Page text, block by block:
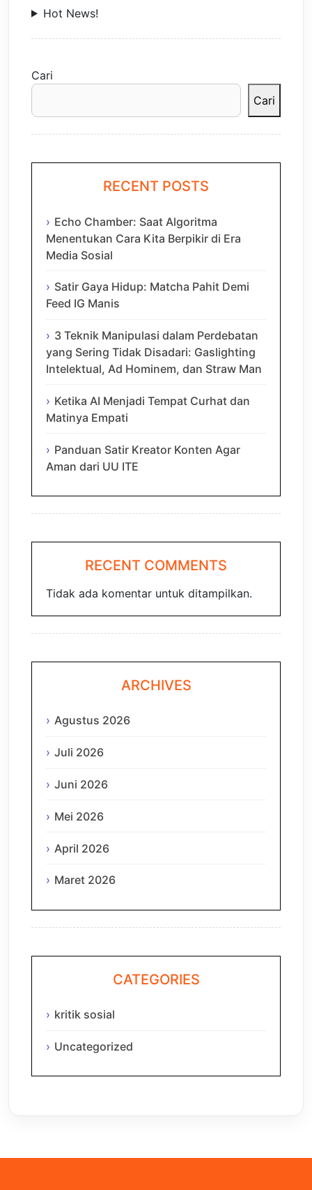
Hot News!
Cari
Cari
RECENT POSTS
Echo Chamber: Saat Algoritma
Menentukan Cara Kita Berpikir di Era
Media Sosial
Satir Gaya Hidup: Matcha Pahit Demi
Feed IG Manis
3 Teknik Manipulasi dalam Perdebatan
yang Sering Tidak Disadari: Gaslighting
Intelektual, Ad Hominem, dan Straw Man
Ketika AI Menjadi Tempat Curhat dan
Matinya Empati
Panduan Satir Kreator Konten Agar
Aman dari UU ITE
RECENT COMMENTS
Tidak ada komentar untuk ditampilkan.
ARCHIVES
Agustus 2026
Juli 2026
Juni 2026
Mei 2026
April 2026
Maret 2026
CATEGORIES
kritik sosial
Uncategorized